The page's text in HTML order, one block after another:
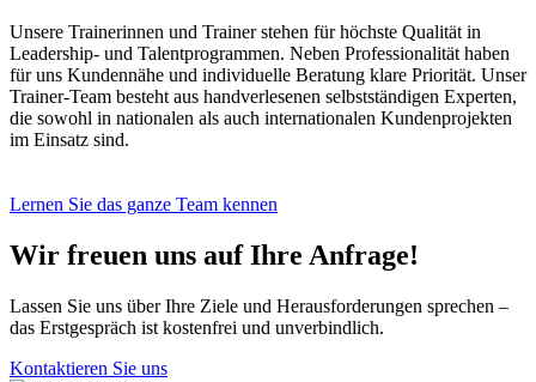
Unsere Trainerinnen und Trainer stehen für höchste Qualität in
Leadership- und Talentprogrammen. Neben Professionalität haben
für uns Kundennähe und individuelle Beratung klare Priorität. Unser
Trainer-Team besteht aus handverlesenen selbstständigen Experten,
die sowohl in nationalen als auch internationalen Kundenprojekten
im Einsatz sind.
Lernen Sie das ganze Team kennen
Wir freuen uns auf Ihre Anfrage!
Lassen Sie uns über Ihre Ziele und Herausforderungen sprechen –
das Erstgespräch ist kostenfrei und unverbindlich.
Kontaktieren Sie uns